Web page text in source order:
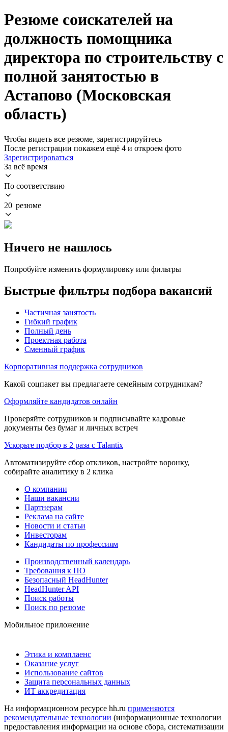
Резюме соискателей на
должность помощника
директора по строительству с
полной занятостью в
Астапово (Московская
область)
Чтобы видеть все резюме, зарегистрируйтесь
После регистрации покажем ещё 4 и откроем фото
Зарегистрироваться
За всё время
По соответствию
20 резюме
Ничего не нашлось
Попробуйте изменить формулировку или фильтры
Быстрые фильтры подбора вакансий
Частичная занятость
Гибкий график
Полный день
Проектная работа
Сменный график
Корпоративная поддержка сотрудников
Какой соцпакет вы предлагаете семейным сотрудникам?
Оформляйте кандидатов онлайн
Проверяйте сотрудников и подписывайте кадровые
документы без бумаг и личных встреч
Ускорьте подбор в 2 раза с Talantix
Автоматизируйте сбор откликов, настройте воронку,
собирайте аналитику в 2 клика
О компании
Наши вакансии
Партнерам
Реклама на сайте
Новости и статьи
Инвесторам
Кандидаты по профессиям
Производственный календарь
Требования к ПО
Безопасный HeadHunter
HeadHunter API
Поиск работы
Поиск по резюме
Мобильное приложение
Этика и комплаенс
Оказание услуг
Использование сайтов
Защита персональных данных
ИТ аккредитация
На информационном ресурсе hh.ru применяются
рекомендательные технологии (информационные технологии
предоставления информации на основе сбора, систематизации